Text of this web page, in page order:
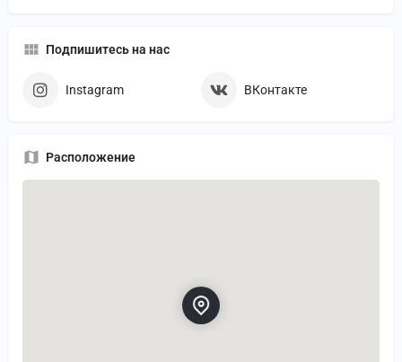
Подпишитесь на нас
Instagram ВКонтакте
Расположение